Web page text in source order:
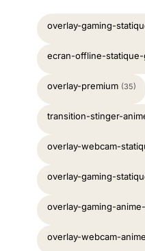
overlay-gaming-
ecran-offline-
overlay-premium (35)
transition-stinger-
overlay-webcam-
overlay-gaming-
overlay-gaming-
overlay-webcam-